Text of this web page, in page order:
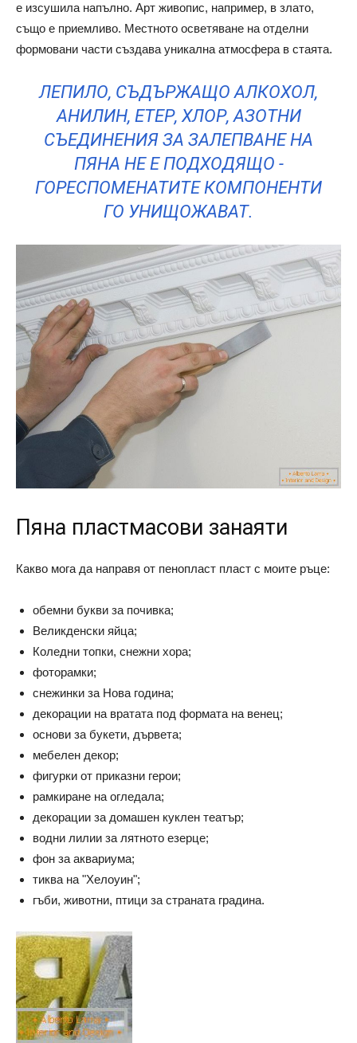
е изсушила напълно. Арт живопис, например, в злато,
също е приемливо. Местното осветяване на отделни
формовани части създава уникална атмосфера в стаята.
ЛЕПИЛО, СЪДЪРЖАЩО АЛКОХОЛ,
АНИЛИН, ЕТЕР, ХЛОР, АЗОТНИ
СЪЕДИНЕНИЯ ЗА ЗАЛЕПВАНЕ НА
ПЯНА НЕ Е ПОДХОДЯЩО -
ГОРЕСПОМЕНАТИТЕ КОМПОНЕНТИ
ГО УНИЩОЖАВАТ.
Пяна пластмасови занаяти
Какво мога да направя от пенопласт пласт с моите ръце:
обемни букви за почивка;
Великденски яйца;
Коледни топки, снежни хора;
фоторамки;
снежинки за Нова година;
декорации на вратата под формата на венец;
основи за букети, дървета;
мебелен декор;
фигурки от приказни герои;
рамкиране на огледала;
декорации за домашен куклен театър;
водни лилии за лятното езерце;
фон за аквариума;
тиква на "Хелоуин";
гъби, животни, птици за страната градина.